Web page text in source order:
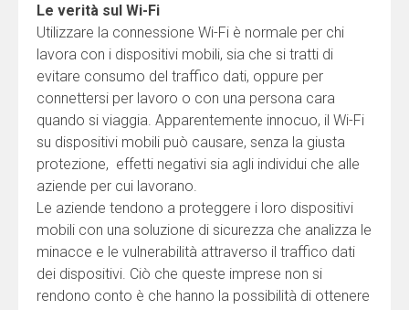
Le verità sul Wi-Fi
Utilizzare la connessione Wi-Fi è normale per chi
lavora con i dispositivi mobili, sia che si tratti di
evitare consumo del traffico dati, oppure per
connettersi per lavoro o con una persona cara
quando si viaggia. Apparentemente innocuo, il Wi-Fi
su dispositivi mobili può causare, senza la giusta
protezione, effetti negativi sia agli individui che alle
aziende per cui lavorano.
Le aziende tendono a proteggere i loro dispositivi
mobili con una soluzione di sicurezza che analizza le
minacce e le vulnerabilità attraverso il traffico dati
dei dispositivi. Ciò che queste imprese non si
rendono conto è che hanno la possibilità di ottenere